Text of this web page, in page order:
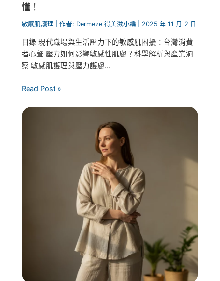
懂！
敏感肌護理 | 作者: Dermeze 得美滋小編 2025 年 11 月 2 日
目錄 現代職場與生活壓力下的敏感肌困擾：台灣消費
者心聲 壓力如何影響敏感性肌膚？科學解析與產業洞
察 敏感肌護理與壓力護膚...
Read Post »